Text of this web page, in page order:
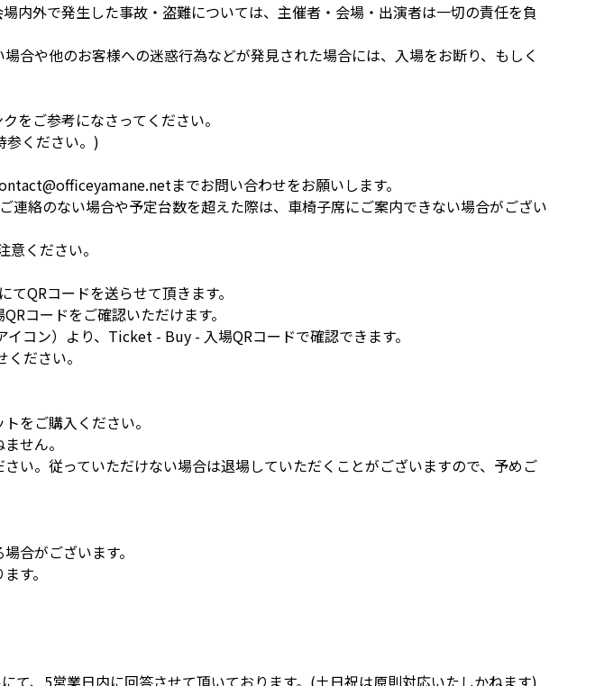
内外で発生した事故・盗難については、主催者・会場・出演者は一切の責任を負
合や他のお客様への迷惑行為などが発見された場合には、入場をお断り、もしく
をご参考になさってください。
参ください。)
までお問い合わせをお願いします。
連絡のない場合や予定台数を超えた際は、車椅子席にご案内できない場合がござい
ください。
QRコードを送らせて頂きます。
コードをご確認いただけます。
コン）より、Ticket - Buy - 入場QRコードで確認できます。
ださい。
をご購入ください。
せん。
い。従っていただけない場合は退場していただくことがございますので、予めご
合がございます。
す。
て、5営業日内に回答させて頂いております。(土日祝は原則対応いたしかねます)